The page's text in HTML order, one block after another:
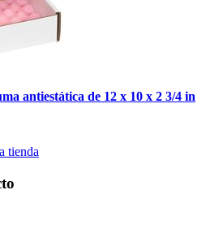
antiestática de 12 x 10 x 2 3/4 in
tienda